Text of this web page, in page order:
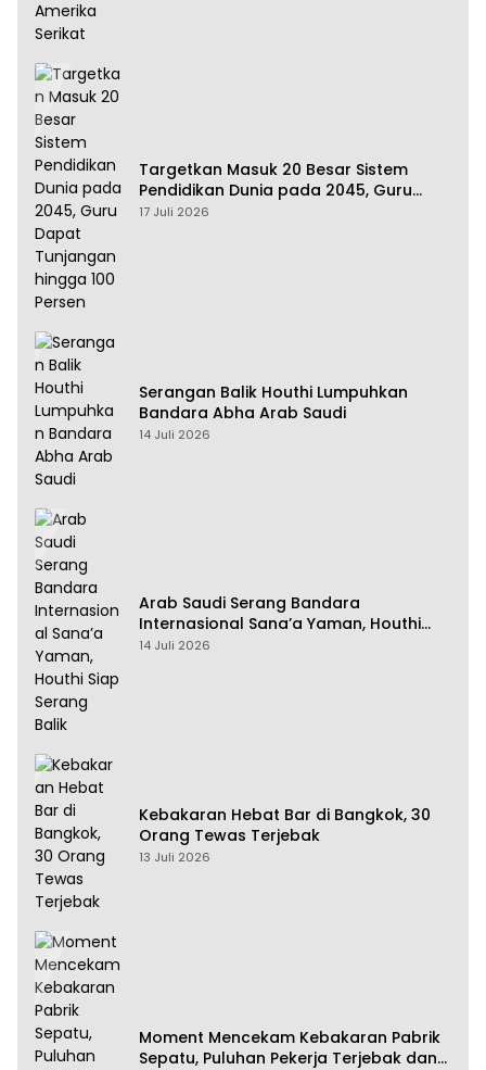
Targetkan Masuk 20 Besar Sistem
Pendidikan Dunia pada 2045, Guru
Dapat Tunjangan hingga 100 Persen
17 Juli 2026
Serangan Balik Houthi Lumpuhkan
Bandara Abha Arab Saudi
14 Juli 2026
Arab Saudi Serang Bandara
Internasional Sana’a Yaman, Houthi
Siap Serang Balik
14 Juli 2026
Kebakaran Hebat Bar di Bangkok, 30
Orang Tewas Terjebak
13 Juli 2026
Moment Mencekam Kebakaran Pabrik
Sepatu, Puluhan Pekerja Terjebak dan